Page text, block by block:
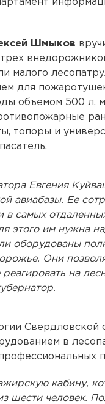
Шмыков
малого
для
объемом 500 л,
топоры и
Евгения
авиабазы. Ее
в самых
этого им нужна
оборудованы
Они
на
Свердловской
в
кабину,
шести человек.